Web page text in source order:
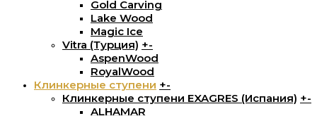
Gold Carving
Lake Wood
Magic Ice
Vitra (Турция) +-
AspenWood
RoyalWood
Клинкерные ступени +-
Клинкерные ступени EXAGRES (Испания) +-
ALHAMAR